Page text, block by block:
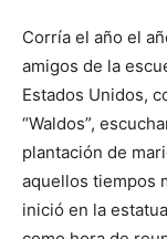
Corría el año el
amigos de la
Estados Unidos,
“Waldos”,
plantación de
aquellos tiempos
inició en la